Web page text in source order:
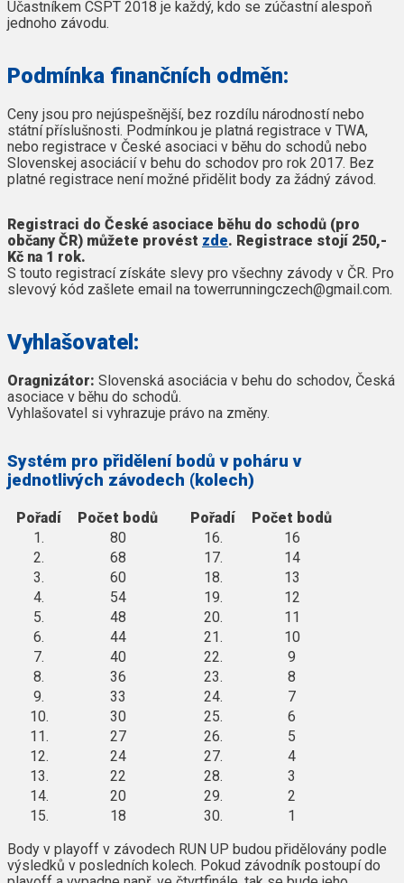
Účastníkem CSPT 2018 je každý, kdo se zúčastní alespoň
jednoho závodu.
Podmínka finančních odměn:
Ceny jsou pro nejúspešnější, bez rozdílu národností nebo
státní příslušnosti. Podmínkou je platná registrace v TWA,
nebo registrace v České asociaci v běhu do schodů nebo
Slovenskej asociácií v behu do schodov pro rok 2017. Bez
platné registrace není možné přidělit body za žádný závod.
Registraci do České asociace běhu do schodů (pro
občany ČR) můžete provést zde. Registrace stojí 250,-
Kč na 1 rok.
S touto registrací získáte slevy pro všechny závody v ČR. Pro
slevový kód zašlete email na towerrunningczech@gmail.com.
Vyhlašovatel:
Oragnizátor: Slovenská asociácia v behu do schodov, Česká
asociace v běhu do schodů.
Vyhlašovatel si vyhrazuje právo na změny.
Systém pro přidělení bodů v poháru v
jednotlivých závodech (kolech)
Pořadí
Počet bodů
1.
80
2.
68
3.
60
4.
54
5.
48
6.
44
7.
40
8.
36
9.
33
10.
30
11.
27
12.
24
13.
22
14.
20
15.
18
Pořadí
Počet bodů
16.
16
17.
14
18.
13
19.
12
20.
11
21.
10
22.
9
23.
8
24.
7
25.
6
26.
5
27.
4
28.
3
29.
2
30.
1
Body v playoff v závodech RUN UP budou přidělovány podle
výsledků v posledních kolech. Pokud závodník postoupí do